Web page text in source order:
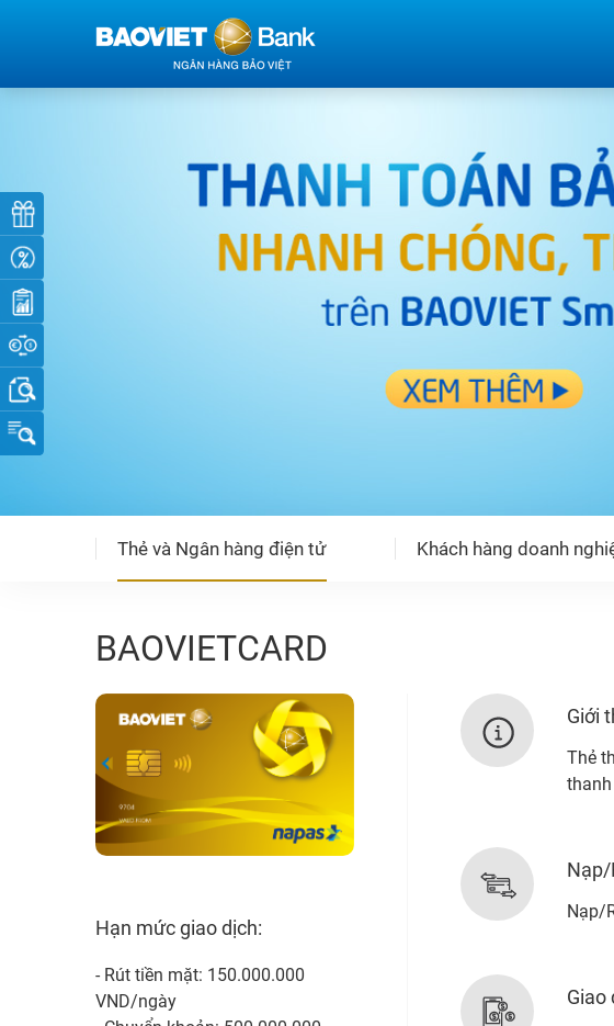
Thẻ và Ngân hàng điện tử Khách hàng doanh
BAOVIETCARD
Hạn mức giao dịch:
- Rút tiền mặt: 150.000.000
VND/ngày
Giới
Thẻ
Nạp/
Nạp/
Giao